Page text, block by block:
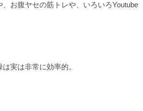
、お腹ヤセの筋トレや、いろいろYoutube
実は非常に効率的。